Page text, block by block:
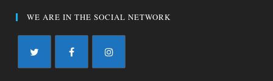
WE ARE IN THE SOCIAL NETWORK